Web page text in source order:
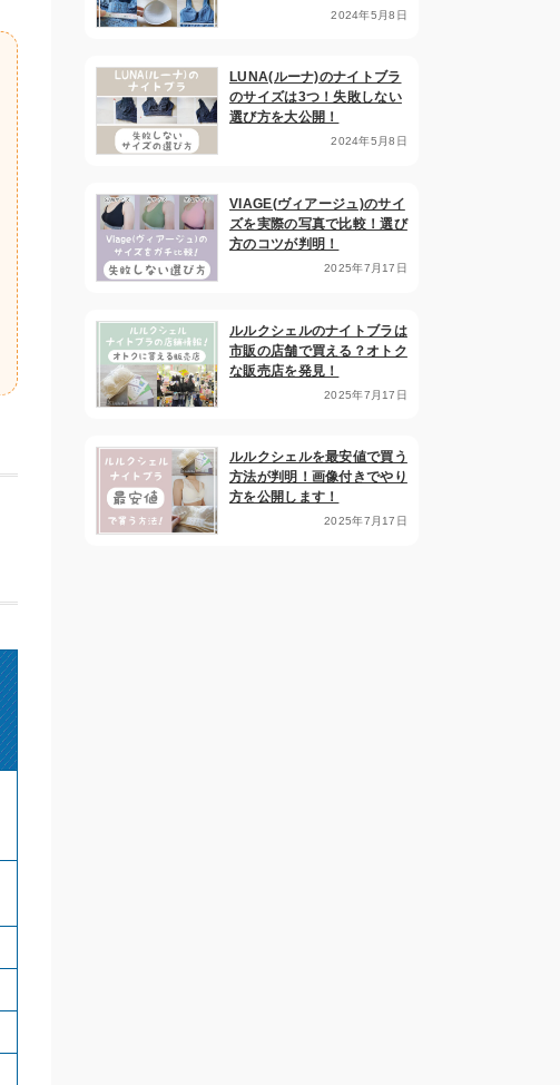
2024年5月8日
LUNA(ルーナ)のナイトブラ
のサイズは3つ！失敗しない
選び方を大公開！
2024年5月8日
VIAGE(ヴィアージュ)のサイ
ズを実際の写真で比較！選び
方のコツが判明！
2025年7月17日
ルルクシェルのナイトブラは
市販の店舗で買える？オトク
な販売店を発見！
2025年7月17日
ルルクシェルを最安値で買う
方法が判明！画像付きでやり
方を公開します！
2025年7月17日